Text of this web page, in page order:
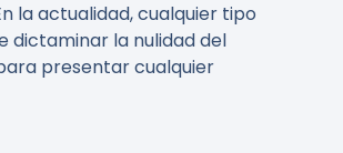
la actualidad, cualquier tipo
dictaminar la nulidad del
presentar cualquier